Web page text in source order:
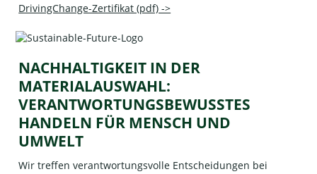
DrivingChange-Zertifikat (pdf) ->
NACHHALTIGKEIT IN DER
MATERIALAUSWAHL:
VERANTWORTUNGSBEWUSSTES
HANDELN FÜR MENSCH UND
UMWELT
Wir treffen verantwortungsvolle Entscheidungen bei